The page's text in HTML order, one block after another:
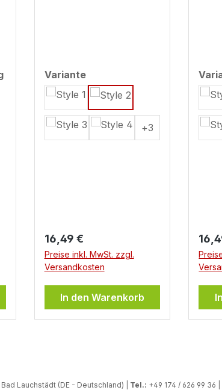
Varianteauswählen
+3
Regulärer Preis:
16,49 €
Preise inkl. MwSt. zzgl.
Versandkosten
In den Warenkorb
Lauchstädt (DE - Deutschland) | Tel.: +49 174 / 626 99 36 |